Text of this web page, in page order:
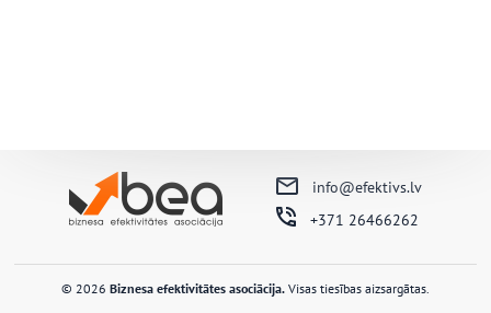
info@efektivs.lv
+371 26466262
© 2026 Biznesa efektivitātes asociācija. Visas tiesības aizsargātas.